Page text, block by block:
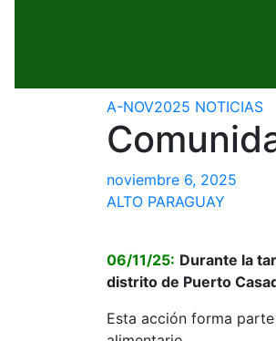
A-NOV2025 NOTICIAS
noviembre 6, 2025
ALTO PARAGUAY
06/11/25: Durante la
distrito de Puerto
Esta acción forma